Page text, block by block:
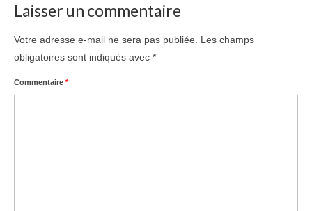
Laisser un commentaire
Votre adresse e-mail ne sera pas publiée.
Les champs
obligatoires sont indiqués avec *
Commentaire *